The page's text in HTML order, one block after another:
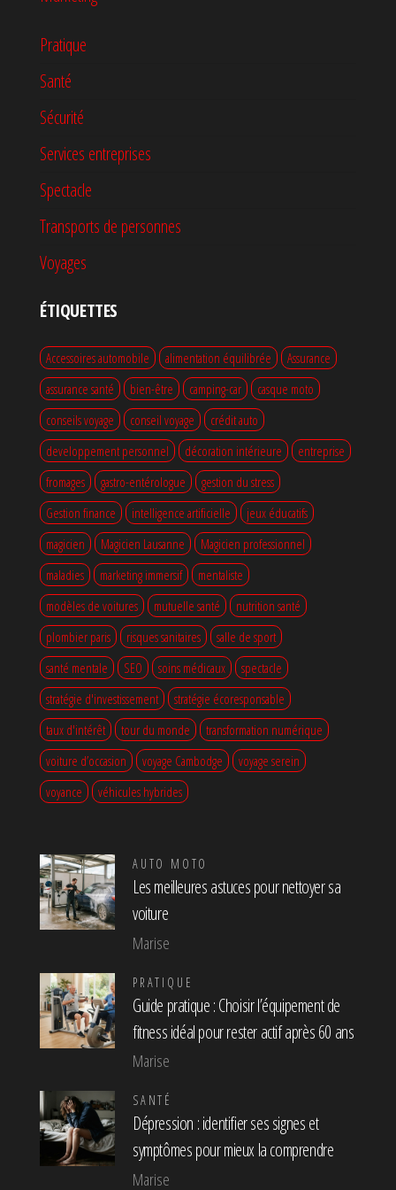
Pratique
Santé
Sécurité
Services entreprises
Spectacle
Transports de personnes
Voyages
ÉTIQUETTES
Accessoires automobile alimentation équilibrée
Assurance
assurance santé
bien-être camping-car
casque moto
conseils voyage
conseil voyage
crédit auto
developpement personnel
décoration intérieure
entreprise
fromages
gastro-entérologue
gestion du stress
Gestion finance
intelligence artificielle
jeux éducatifs
magicien
Magicien Lausanne
Magicien professionnel
maladies
marketing immersif
mentaliste
modèles de voitures
mutuelle santé
nutrition santé
plombier paris
risques sanitaires
salle de sport
santé mentale
SEO soins médicaux
spectacle
stratégie d'investissement
stratégie écoresponsable
taux d'intérêt
tour du monde
transformation numérique
voiture d’occasion
voyage Cambodge
voyage serein
voyance
véhicules hybrides
AUTO MOTO
Les meilleures astuces pour nettoyer sa
voiture
Marise
PRATIQUE
Guide pratique : Choisir l’équipement de
fitness idéal pour rester actif après 60 ans
Marise
SANTÉ
Dépression : identifier ses signes et
symptômes pour mieux la comprendre
Marise